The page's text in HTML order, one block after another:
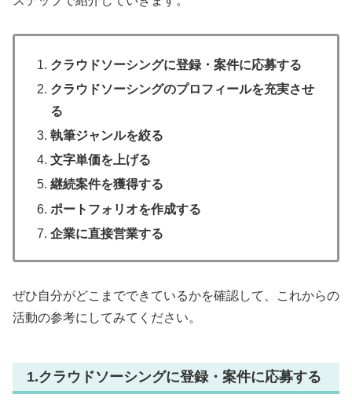
クラウドソーシングに登録・案件に応募する
クラウドソーシングのプロフィールを充実させ
る
執筆ジャンルを絞る
文字単価を上げる
継続案件を獲得する
ポートフォリオを作成する
企業に直接営業する
ぜひ自分がどこまでできているかを確認して、これからの
活動の参考にしてみてください。
1.クラウドソーシングに登録・案件に応募する